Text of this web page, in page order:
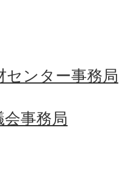
センター事務局
事務局